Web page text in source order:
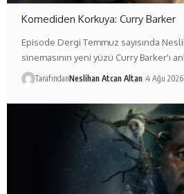
Komediden Korkuya: Curry Barker
Episode Dergi Temmuz sayısında
sinemasının yeni yüzü Curry Barker'ı
TarafındanNeslihan Atcan Altan 4 Ağu 2026